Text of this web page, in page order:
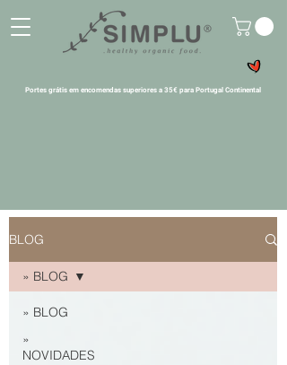
Portes grátis em encomendas superiores a 35€ para Portugal Continental
BLOG
» BLOG
»
NOVIDADES
» BLOG